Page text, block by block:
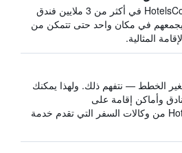
يبحث HotelsCombined في أكثر من 3 ملايين فندق
في مكان واحد حتى تتمكن من
المثالية.
الخطط — نتفهم ذلك. ولهذا يمكنك
وأماكن إقامة على
HotelsCombined من وكالات السفر التي تقدم خدمة